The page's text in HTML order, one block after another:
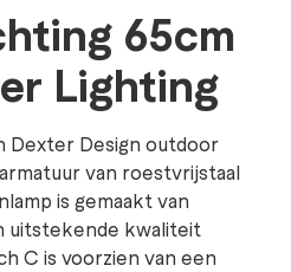
65cm
Lighting
Dexter Design outdoor
van roestvrijstaal
is gemaakt van
uitstekende kwaliteit
C is voorzien van een